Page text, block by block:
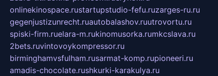
onlinekinospace.rustartupstudio-fefu.ruzarges-ru.ru
gegenjustizunrecht.ruautobalashov.ruutrovortu.ru
spiski-firm.ruelara-m.rukinomusorka.rumkcslava.ru
2bets.ruvintovoykompressor.ru
birminghamvsfulham.rusarmat-komp.rupioneeri.ru
amadis-chocolate.rushkurki-karakulya.ru